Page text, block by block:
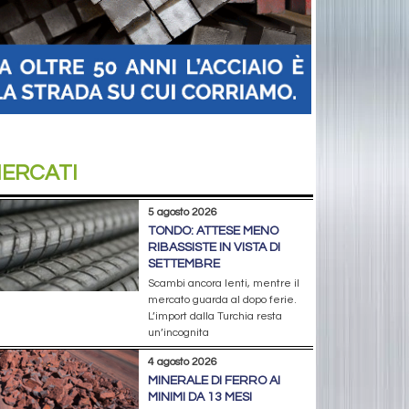
5 agosto 2026
TONDO: ATTESE MENO
RIBASSISTE IN VISTA DI
SETTEMBRE
Scambi ancora lenti, mentre il
mercato guarda al dopo ferie.
L’import dalla Turchia resta
un’incognita
4 agosto 2026
MINERALE DI FERRO AI
MINIMI DA 13 MESI